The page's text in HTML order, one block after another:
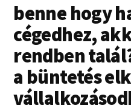
benne hogy
cégedhez,
rendben
a büntetés